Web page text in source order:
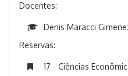
Docentes:
Denis Maracci
Reservas:
17 - Ciências